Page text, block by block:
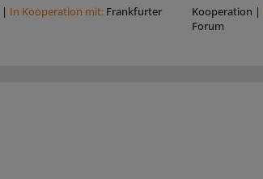
| In Kooperation mit: Frankfurter
Kooperation |
Forum